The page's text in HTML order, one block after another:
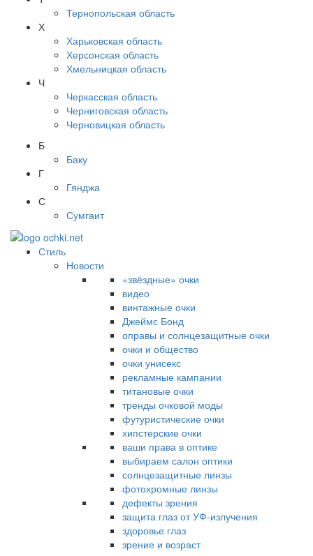
Тернопольская область
Х
Харьковская область
Херсонская область
Хмельницкая область
Ч
Черкасская область
Черниговская область
Черновицкая область
Б
Баку
Г
Гянджа
С
Сумгаит
Стиль
Новости
«звёздные» очки
видео
винтажные очки
Джеймс Бонд
оправы и солнцезащитные очки
очки и общество
очки унисекс
рекламные кампании
титановые очки
тренды очковой моды
футуристические очки
хипстерские очки
ваши права в оптике
выбираем салон оптики
солнцезащитные линзы
фотохромные линзы
дефекты зрения
защита глаз от УФ-излучения
здоровье глаз
зрение и возраст